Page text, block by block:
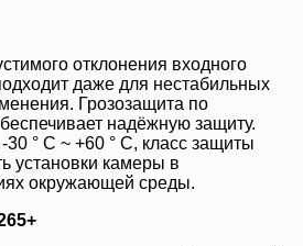
отклонения входного
даже для нестабильных
Грозозащита по
надёжную защиту.
° C ~ +60 ° C, класс защиты
установки камеры в
окружающей среды.